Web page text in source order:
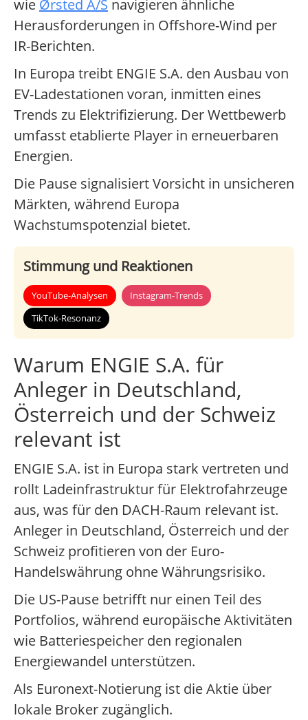
wie Ørsted A/S navigieren ähnliche
Herausforderungen in Offshore-Wind per
IR-Berichten.
In Europa treibt ENGIE S.A. den Ausbau von
EV-Ladestationen voran, inmitten eines
Trends zu Elektrifizierung. Der Wettbewerb
umfasst etablierte Player in erneuerbaren
Energien.
Die Pause signalisiert Vorsicht in unsicheren
Märkten, während Europa
Wachstumspotenzial bietet.
Stimmung und Reaktionen
YouTube-Analysen
Instagram-Trends
TikTok-Resonanz
Warum ENGIE S.A. für
Anleger in Deutschland,
Österreich und der Schweiz
relevant ist
ENGIE S.A. ist in Europa stark vertreten und
rollt Ladeinfrastruktur für Elektrofahrzeuge
aus, was für den DACH-Raum relevant ist.
Anleger in Deutschland, Österreich und der
Schweiz profitieren von der Euro-
Handelswährung ohne Währungsrisiko.
Die US-Pause betrifft nur einen Teil des
Portfolios, während europäische Aktivitäten
wie Batteriespeicher den regionalen
Energiewandel unterstützen.
Als Euronext-Notierung ist die Aktie über
lokale Broker zugänglich.